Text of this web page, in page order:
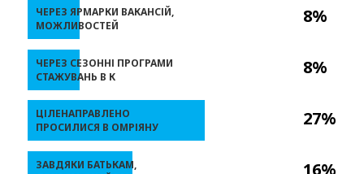
8%
8%
27%
16%
ЧЕРЕЗ ЯРМАРКИ ВАКАНСІЙ,
МОЖЛИВОСТЕЙ
ЧЕРЕЗ СЕЗОННІ ПРОГРАМИ
СТАЖУВАНЬ В К
ЦІЛЕНАПРАВЛЕНО
ПРОСИЛИСЯ В ОМРІЯНУ
ЗАВДЯКИ БАТЬКАМ,